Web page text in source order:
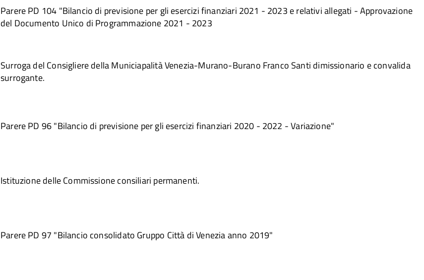
Parere PD 104 "Bilancio di previsione per gli esercizi finanziari 2021 - 2023 e relativi allegati - Approvazione
del Documento Unico di Programmazione 2021 - 2023
Surroga del Consigliere della Municiapalità Venezia-Murano-Burano Franco Santi dimissionario e convalida
surrogante.
Parere PD 96 "Bilancio di previsione per gli esercizi finanziari 2020 - 2022 - Variazione"
Istituzione delle Commissione consiliari permanenti.
Parere PD 97 "Bilancio consolidato Gruppo Città di Venezia anno 2019"